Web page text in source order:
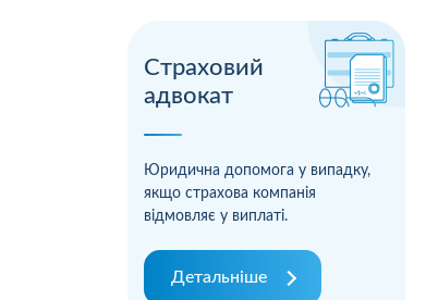
Страховий
адвокат
Юридична допомога у випадку,
якщо страхова компанія
відмовляє у виплаті.
Детальніше